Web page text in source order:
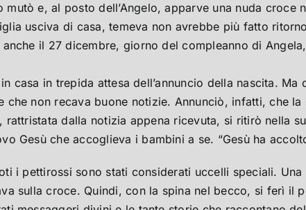
mutò e, al posto dell’Angelo, apparve una nuda
usciva di casa, temeva non avrebbe più fatto
il 27 dicembre, giorno del compleanno di
casa in trepida attesa dell’annuncio della nascita.
che non recava buone notizie. Annunciò, infatti, che
dalla notizia appena ricevuta, si ritirò nella
Gesù che accoglieva i bambini a se. “Gesù ha
i pettirossi sono stati considerati uccelli speciali.
sulla croce. Quindi, con la spina nel becco, si ferì il